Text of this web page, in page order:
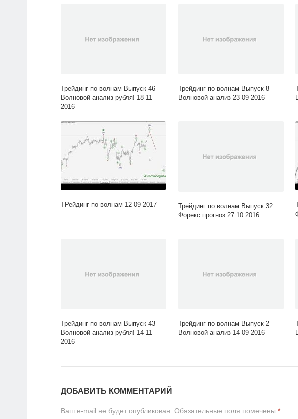
Трейдинг по волнам Выпуск 46
Волновой анализ рубля! 18 11
2016
Трейдинг по волнам Выпуск 8
Волновой анализ 23 09 2016
ТРейдинг по волнам 12 09 2017
Трейдинг по волнам Выпуск 32
Форекс прогноз 27 10 2016
Трейдинг по волнам Выпуск 43
Волновой анализ рубля! 14 11
2016
Трейдинг по волнам Выпуск 2
Волновой анализ 14 09 2016
ДОБАВИТЬ КОММЕНТАРИЙ
Ваш e-mail не будет опубликован. Обязательные поля помечены *